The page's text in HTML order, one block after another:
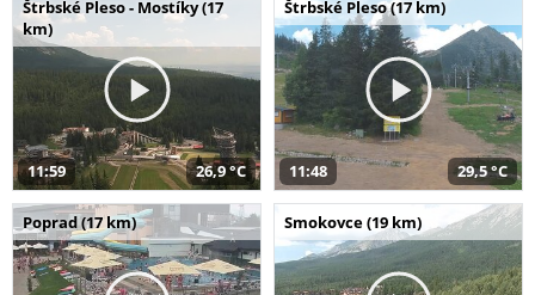
Štrbské Pleso - Mostíky (17
km)
11:59 26,9 °C
Štrbské Pleso (17 km)
11:48 29,5 °C
Poprad (17 km) Smokovce (19 km)